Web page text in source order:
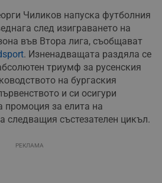
Чиликов напуска футболния
след изиграването на
във Втора лига, съобщават
. Изненадващата раздяла се
триумф за русенския
на бургаския
и си осигури
промоция за елита на
следващия състезателен цикъл.
РЕКЛАМА